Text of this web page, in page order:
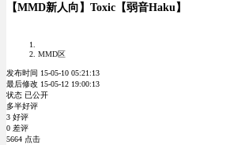
【MMD新人向】Toxic【弱音Haku】
MMD区
发布时间 15-05-10 05:21:13
最后修改 15-05-12 19:00:13
状态 已公开
多半好评
3 好评
0 差评
5664 点击